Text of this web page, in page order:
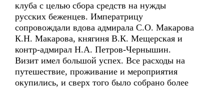
клуба с целью сбора средств на нужды
русских беженцев. Императрицу
сопровождали вдова адмирала С.О. Макарова
К.Н. Макарова, княгиня В.К. Мещерская и
контр-адмирал Н.А. Петров-Чернышин.
Визит имел большой успех. Все расходы на
путешествие, проживание и мероприятия
окупились, и сверх того было собрано более